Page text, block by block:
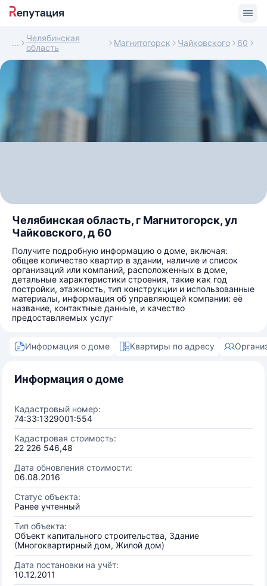
Челябинская
область
Магнитогорск Чайковского 60
Челябинская область, г Магнитогорск, ул
Чайковского, д 60
Получите подробную информацию о доме, включая:
общее количество квартир в здании, наличие и список
организаций или компаний, расположенных в доме,
детальные характеристики строения, такие как год
постройки, этажность, тип конструкции и использованные
материалы, информация об управляющей компании: её
название, контактные данные, и качество
предоставляемых услуг
Информация о доме Квартиры по адресу
Информация о доме
Кадастровый номер:
74:33:1329001:554
Кадастровая стоимость:
22 226 546,48
Дата обновления стоимости:
06.08.2016
Статус объекта:
Ранее учтенный
Тип объекта:
Объект капитального строительства, Здание
(Многоквартирный дом, Жилой дом)
Дата постановки на учёт:
10.12.2011